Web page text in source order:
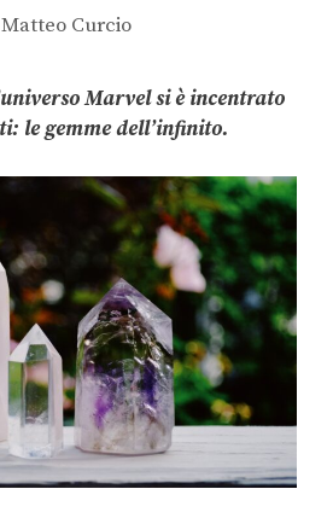
Matteo Curcio
Marvel si è incentrato
le gemme dell’infinito.